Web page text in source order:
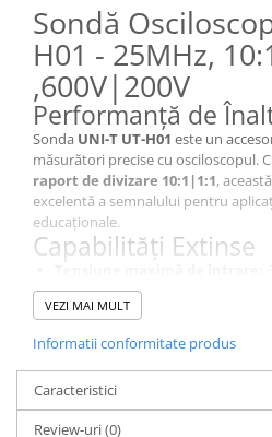
Sondă
H01 - 25MHz,
,600V|200V
Performanță de
Sonda UNI-T UT-H01 este un
măsurători precise cu osciloscopul.
raport de divizare 10:1|1:1,
excelentă a semnalului pentru
educaționale.
Capabilități Extinse
Evaluare de Performanță.
Timp de acumulare:
Structură:mufă BNC pentru
Fiabilitate și
Construită pentru stabilitate și
o
impedanță de intrare de
VEZI MAI MULT
Informatii conformitate produs
Caracteristici
Review-uri(0)